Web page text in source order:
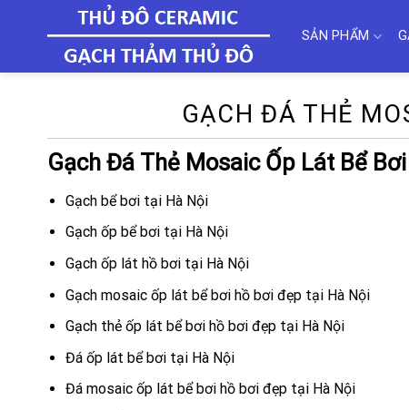
SẢN PHẨM
GẠCH ĐÁ THẺ
Gạch Đá Thẻ Mosaic Ốp Lát Bể
Gạch bể bơi tại Hà Nội
Gạch ốp bể bơi tại Hà Nội
Gạch ốp lát hồ bơi tại Hà Nội
Gạch mosaic ốp lát bể bơi hồ bơi đẹp tại Hà Nội
Gạch thẻ ốp lát bể bơi hồ bơi đẹp tại Hà Nội
Đá ốp lát bể bơi tại Hà Nội
Đá mosaic ốp lát bể bơi hồ bơi đẹp tại Hà Nội